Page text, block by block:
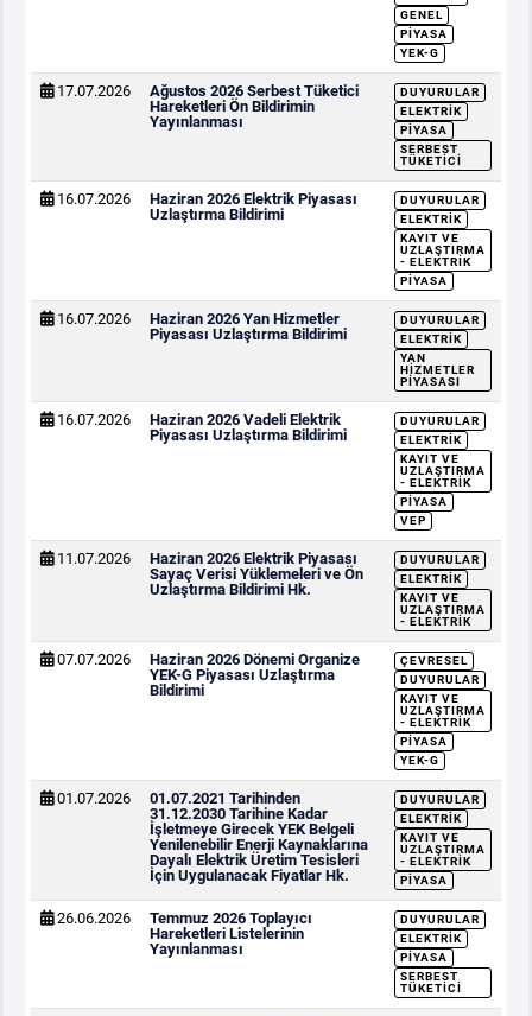
GENEL
PIYASA
YEK-G
17.07.2026
Ağustos 2026 Serbest Tüketici
Hareketleri Ön Bildirimin
Yayınlanması
DUYURULAR
ELEKTRIK
PIYASA
SERBEST
TÜKETICI
16.07.2026
Haziran 2026 Elektrik Piyasası
Uzlaştırma Bildirimi
DUYURULAR
ELEKTRIK
KAYIT VE
UZLAŞTIRMA
- ELEKTRIK
PIYASA
16.07.2026
Haziran 2026 Yan Hizmetler
Piyasası Uzlaştırma Bildirimi
DUYURULAR
ELEKTRIK
YAN
HIZMETLER
PIYASASI
16.07.2026
Haziran 2026 Vadeli Elektrik
Piyasası Uzlaştırma Bildirimi
DUYURULAR
ELEKTRIK
KAYIT VE
UZLAŞTIRMA
- ELEKTRIK
PIYASA
VEP
11.07.2026
Haziran 2026 Elektrik Piyasası
Sayaç Verisi Yüklemeleri ve Ön
Uzlaştırma Bildirimi Hk.
DUYURULAR
ELEKTRIK
KAYIT VE
UZLAŞTIRMA
- ELEKTRIK
07.07.2026
Haziran 2026 Dönemi Organize
YEK-G Piyasası Uzlaştırma
Bildirimi
ÇEVRESEL
DUYURULAR
KAYIT VE
UZLAŞTIRMA
- ELEKTRIK
PIYASA
YEK-G
01.07.2026
01.07.2021 Tarihinden
31.12.2030 Tarihine Kadar
İşletmeye Girecek YEK Belgeli
Yenilenebilir Enerji Kaynaklarına
Dayalı Elektrik Üretim Tesisleri
İçin Uygulanacak Fiyatlar Hk.
DUYURULAR
ELEKTRIK
KAYIT VE
UZLAŞTIRMA
- ELEKTRIK
PIYASA
26.06.2026
Temmuz 2026 Toplayıcı
Hareketleri Listelerinin
Yayınlanması
DUYURULAR
ELEKTRIK
PIYASA
SERBEST
TÜKETICI